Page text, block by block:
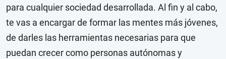
para cualquier sociedad desarrollada. Al fin y al cabo,
te vas a encargar de formar las mentes más jóvenes,
de darles las herramientas necesarias para que
puedan crecer como personas autónomas y